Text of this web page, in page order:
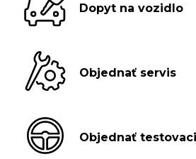
Dopyt na vozidlo
Objednať servis
Objednať